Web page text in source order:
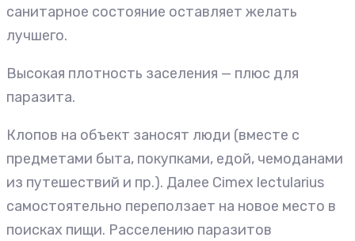
санитарное состояние оставляет желать
лучшего.
Высокая плотность заселения — плюс для
паразита.
Клопов на объект заносят люди (вместе с
предметами быта, покупками, едой, чемоданами
из путешествий и пр.). Далее Cimex lectularius
самостоятельно переползает на новое место в
поисках пищи. Расселению паразитов